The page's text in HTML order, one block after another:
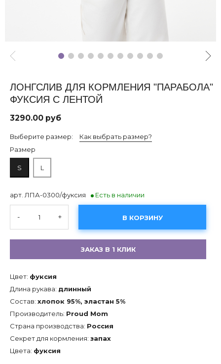
ЛОНГСЛИВ ДЛЯ КОРМЛЕНИЯ "ПАРАБОЛА"
ФУКСИЯ С ЛЕНТОЙ
3290.00 руб
Выберите размер:
Как выбрать размер?
Размер
S L
арт. ЛПА-0300/фуксия Есть в наличии
- + В КОРЗИНУ
ЗАКАЗ В 1 КЛИК
Цвет: фуксия
Длина рукава: длинный
Состав: хлопок 95%, эластан 5%
Производитель: Proud Mom
Страна производства: Россия
Секрет для кормления: запах
Цвета: фуксия